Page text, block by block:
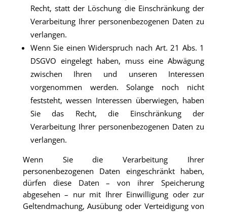
Recht, statt der Löschung die Einschränkung der
Verarbeitung Ihrer personenbezogenen Daten zu
verlangen.
Wenn Sie einen Widerspruch nach Art. 21 Abs. 1
DSGVO eingelegt haben, muss eine Abwägung
zwischen Ihren und unseren Interessen
vorgenommen werden. Solange noch nicht
feststeht, wessen Interessen überwiegen, haben
Sie das Recht, die Einschränkung der
Verarbeitung Ihrer personenbezogenen Daten zu
verlangen.
Wenn Sie die Verarbeitung Ihrer
personenbezogenen Daten eingeschränkt haben,
dürfen diese Daten – von ihrer Speicherung
abgesehen – nur mit Ihrer Einwilligung oder zur
Geltendmachung, Ausübung oder Verteidigung von